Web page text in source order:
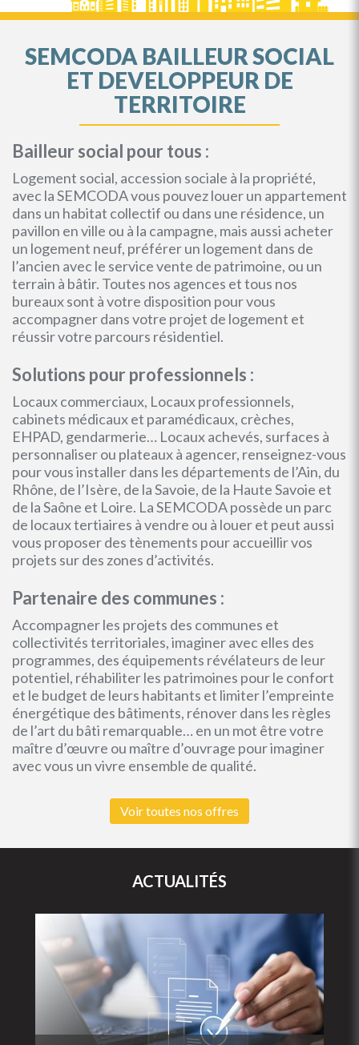
SEMCODA BAILLEUR SOCIAL
ET DEVELOPPEUR DE
TERRITOIRE
Bailleur social pour tous :
Logement social, accession sociale à la propriété,
avec la SEMCODA vous pouvez louer un appartement
dans un habitat collectif ou dans une résidence, un
pavillon en ville ou à la campagne, mais aussi acheter
un logement neuf, préférer un logement dans de
l’ancien avec le service vente de patrimoine, ou un
terrain à bâtir. Toutes nos agences et tous nos
bureaux sont à votre disposition pour vous
accompagner dans votre projet de logement et
réussir votre parcours résidentiel.
Solutions pour professionnels :
Locaux commerciaux, Locaux professionnels,
cabinets médicaux et paramédicaux, crèches,
EHPAD, gendarmerie… Locaux achevés, surfaces à
personnaliser ou plateaux à agencer, renseignez-vous
pour vous installer dans les départements de l’Ain, du
Rhône, de l’Isère, de la Savoie, de la Haute Savoie et
de la Saône et Loire. La SEMCODA possède un parc
de locaux tertiaires à vendre ou à louer et peut aussi
vous proposer des tènements pour accueillir vos
projets sur des zones d’activités.
Partenaire des communes :
Accompagner les projets des communes et
collectivités territoriales, imaginer avec elles des
programmes, des équipements révélateurs de leur
potentiel, réhabiliter les patrimoines pour le confort
et le budget de leurs habitants et limiter l’empreinte
énergétique des bâtiments, rénover dans les règles
de l’art du bâti remarquable… en un mot être votre
maître d’œuvre ou maître d’ouvrage pour imaginer
avec vous un vivre ensemble de qualité.
Voir toutes nos offres
ACTUALITÉS